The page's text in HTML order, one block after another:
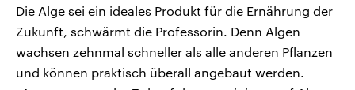
Die Alge sei ein ideales Produkt für die Ernährung der
Zukunft, schwärmt die Professorin. Denn Algen
wachsen zehnmal schneller als alle anderen Pflanzen
und können praktisch überall angebaut werden.